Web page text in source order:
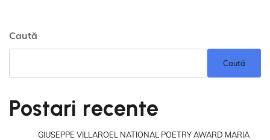
Caută
Caută
Postari recente
GIUSEPPE VILLAROEL NATIONAL POETRY AWARD MARIA